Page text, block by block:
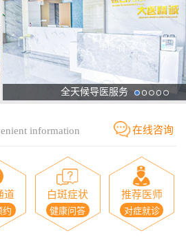
全天候导医服务
information 在线咨询
道
约
白斑症状
健康问答
推荐医师
对症就诊